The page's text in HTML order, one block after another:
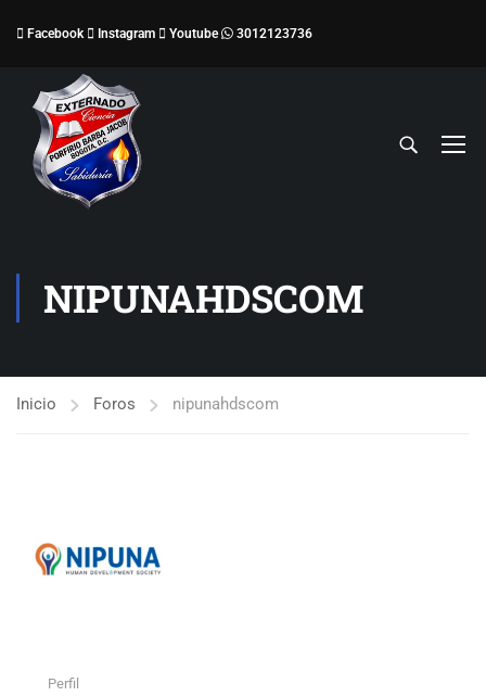
Facebook Instagram Youtube 3012123736
NIPUNAHDSCOM
Inicio Foros nipunahdscom
Perfil